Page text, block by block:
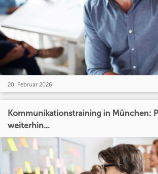
20. Februar 2026
Kommunikationstraining in München:
weiterhin...